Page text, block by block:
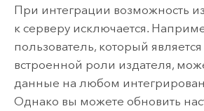
При интеграции возможность
к серверу исключается.
пользователь, который
встроенной роли издателя,
данные на любом
Однако вы можете обновить